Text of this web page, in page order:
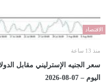
الاقتصاد
منذ 13 ساعة
سعر الجنيه الإسترليني مقابل
اليوم – 07-08-2026